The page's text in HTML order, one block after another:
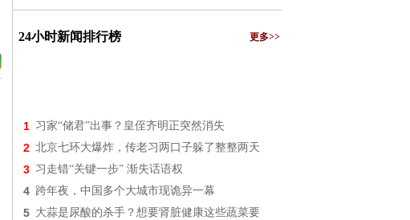
24小时新闻排行榜 更多>>
1 习家“储君”出事？皇侄齐明正突然消失
2 北京七环大爆炸，传老习两口子躲了整整两天
3 习走错“关键一步” 渐失话语权
4 跨年夜，中国多个大城市现诡异一幕
5 大蒜是尿酸的杀手？想要肾脏健康这些蔬菜要